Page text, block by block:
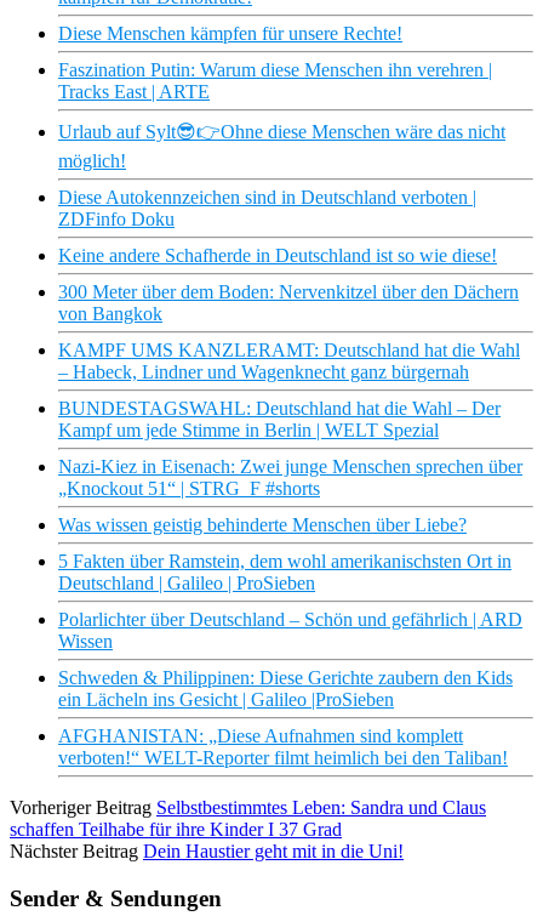
Diese Menschen kämpfen für unsere Rechte!
Faszination Putin: Warum diese Menschen ihn verehren |
Tracks East | ARTE
Urlaub auf Sylt😎👉Ohne diese Menschen wäre das nicht
möglich!
Diese Autokennzeichen sind in Deutschland verboten |
ZDFinfo Doku
Keine andere Schafherde in Deutschland ist so wie diese!
300 Meter über dem Boden: Nervenkitzel über den Dächern
von Bangkok
KAMPF UMS KANZLERAMT: Deutschland hat die Wahl
– Habeck, Lindner und Wagenknecht ganz bürgernah
BUNDESTAGSWAHL: Deutschland hat die Wahl – Der
Kampf um jede Stimme in Berlin | WELT Spezial
Nazi-Kiez in Eisenach: Zwei junge Menschen sprechen über
„Knockout 51“ | STRG_F #shorts
Was wissen geistig behinderte Menschen über Liebe?
5 Fakten über Ramstein, dem wohl amerikanischsten Ort in
Deutschland | Galileo | ProSieben
Polarlichter über Deutschland – Schön und gefährlich | ARD
Wissen
Schweden & Philippinen: Diese Gerichte zaubern den Kids
ein Lächeln ins Gesicht | Galileo |ProSieben
AFGHANISTAN: „Diese Aufnahmen sind komplett
verboten!“ WELT-Reporter filmt heimlich bei den Taliban!
Vorheriger Beitrag Selbstbestimmtes Leben: Sandra und Claus
schaffen Teilhabe für ihre Kinder I 37 Grad
Nächster Beitrag Dein Haustier geht mit in die Uni!
Sender & Sendungen